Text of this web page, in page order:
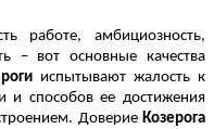
работе, амбициозность,
– вот основные качества
испытывают жалость к
и способов ее достижения
Доверие Козерога